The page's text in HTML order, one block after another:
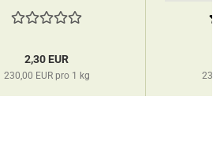
2,30 EUR
230,00 EUR pro 1 kg